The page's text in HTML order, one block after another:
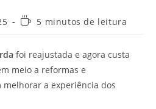
Tempo5 minutos de leitura
foi reajustada e agora custa
meio a reformas e
a experiência dos